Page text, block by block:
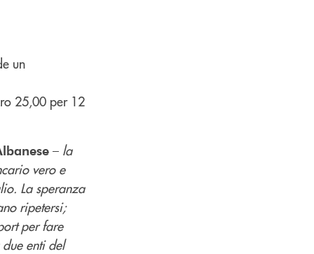
un
25,00 per 12
– la
vero e
La speranza
ripetersi;
per fare
enti del